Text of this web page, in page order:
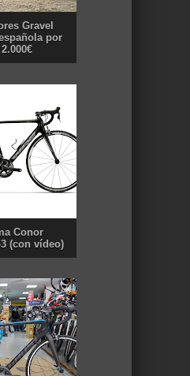
Gravel
por
Conor
3 (con vídeo)